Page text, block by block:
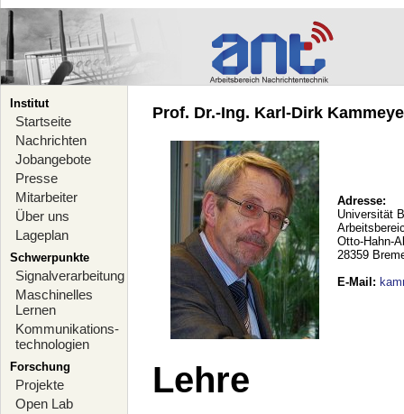
Institut
Startseite
Nachrichten
Jobangebote
Presse
Mitarbeiter
Über uns
Lageplan
Schwerpunkte
Signalverarbeitung
Maschinelles
Lernen
Kommunikations-
technologien
Forschung
Projekte
Open Lab
Prof. Dr.-Ing. Karl-Dirk
Adresse:
Universität
Otto-Hahn-
28359
E-Mail :
Lehre